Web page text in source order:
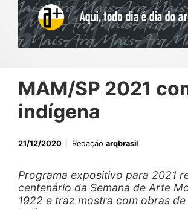
MAM/SP 2021
indígena
21/12/2020 Redação arqbrasil
Programa expositivo para 2021
centenário da Semana de Arte
1922 e traz mostra com obras